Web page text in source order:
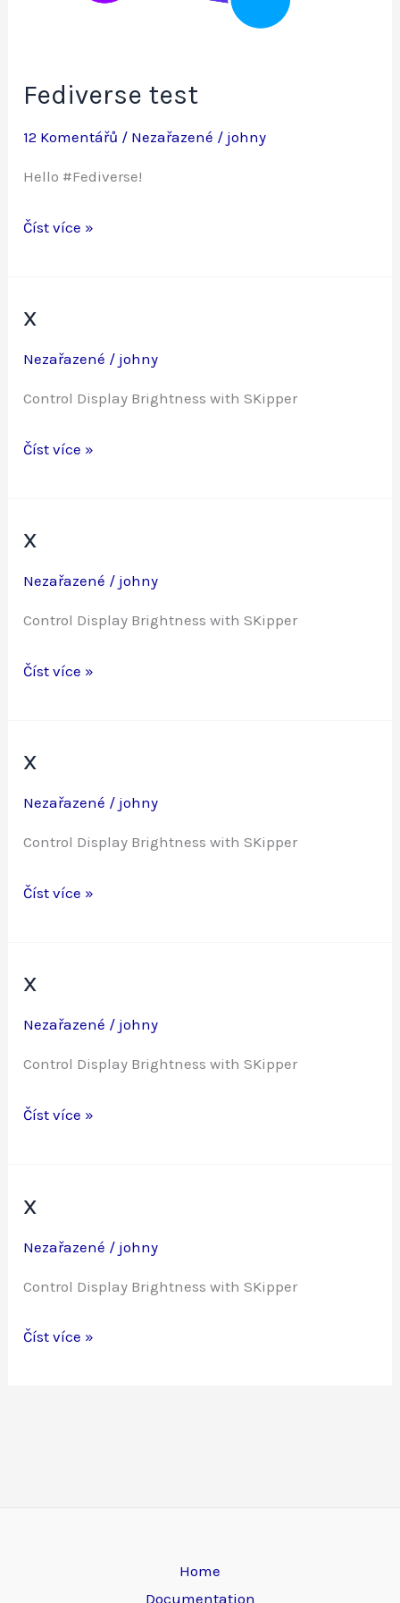
Fediverse test
12 Komentářů / Nezařazené / johny
Hello #Fediverse!
Fediverse
Číst více »
x
Nezařazené / johny
Control Display Brightness with SKipper
x
Číst více »
x
Nezařazené / johny
Control Display Brightness with SKipper
x
Číst více »
x
Nezařazené / johny
Control Display Brightness with SKipper
x
Číst více »
x
Nezařazené / johny
Control Display Brightness with SKipper
x
Číst více »
x
Nezařazené / johny
Control Display Brightness with SKipper
x
Číst více »
Home
Documentation